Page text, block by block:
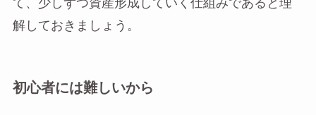
て、少しずつ資産形成していく仕組みであると理
解しておきましょう。
初心者には難しいから